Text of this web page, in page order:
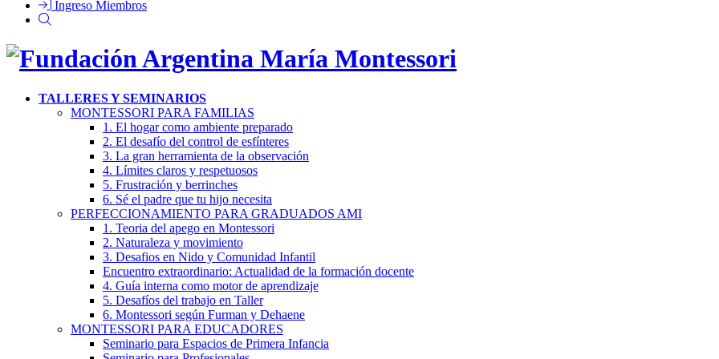
Ingreso Miembros
TALLERES Y SEMINARIOS
MONTESSORI PARA FAMILIAS
1. El hogar como ambiente preparado
2. El desafío del control de esfínteres
3. La gran herramienta de la observación
4. Límites claros y respetuosos
5. Frustración y berrinches
6. Sé el padre que tu hijo necesita
PERFECCIONAMIENTO PARA GRADUADOS AMI
1. Teoria del apego en Montessori
2. Naturaleza y movimiento
3. Desafios en Nido y Comunidad Infantil
Encuentro extraordinario: Actualidad de la formación docente
4. Guía interna como motor de aprendizaje
5. Desafíos del trabajo en Taller
6. Montessori según Furman y Dehaene
MONTESSORI PARA EDUCADORES
Seminario para Espacios de Primera Infancia